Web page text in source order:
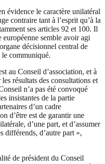
évidence le caractère unilatéral
contraire tant à l’esprit qu’à la
ses articles 92 et 100. Il
semble avoir agi
décisionnel central de
communiqué.
au Conseil d’association, et à
résultats des consultations et
n’a pas été convoqué
insistantes de la partie
d’un cadre
d’être est de garantir une
d’une part, et d’assumer
différends, d’autre part »,
de président du Conseil